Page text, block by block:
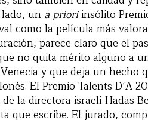
un a prioriinsólito
como la película más
parece claro que el
no quita mérito alguno a
y que deja un hecho
El Premio Talents D’A
la directora israelí Hadas
que escribe. El jurado,